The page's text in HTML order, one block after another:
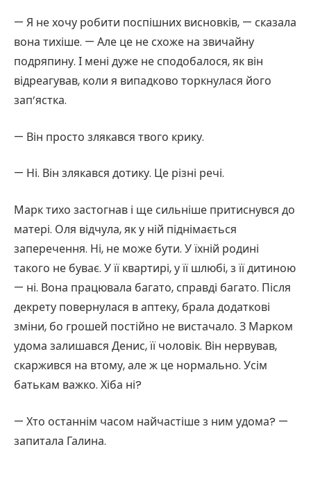
— Я не хочу робити поспішних висновків, — сказала
вона тихіше. — Але це не схоже на звичайну
подряпину. І мені дуже не сподобалося, як він
відреагував, коли я випадково торкнулася його
зап’ястка.
— Він просто злякався твого крику.
— Ні. Він злякався дотику. Це різні речі.
Марк тихо застогнав і ще сильніше притиснувся до
матері. Оля відчула, як у ній піднімається
заперечення. Ні, не може бути. У їхній родині
такого не буває. У її квартирі, у її шлюбі, з її дитиною
— ні. Вона працювала багато, справді багато. Після
декрету повернулася в аптеку, брала додаткові
зміни, бо грошей постійно не вистачало. З Марком
удома залишався Денис, її чоловік. Він нервував,
скаржився на втому, але ж це нормально. Усім
батькам важко. Хіба ні?
— Хто останнім часом найчастіше з ним удома? —
запитала Галина.